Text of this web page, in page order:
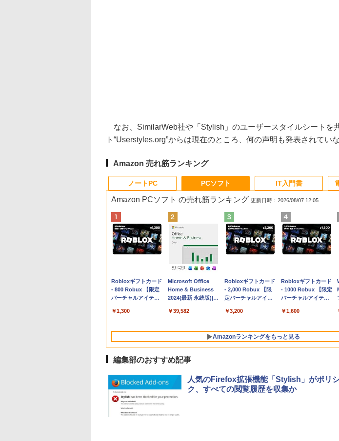
なお、SimilarWeb社や「Stylish」のユーザースタイルシートを
ト“Userstyles.org”からは現在のところ、何の声明も発表されていな
Amazon 売れ筋ランキング
ノートPC
Apple 2026
MacBook Neo A18
Proチップ搭載13イ
AIとApple
Retinaディスプレ
512GB SSD、1080p
FaceTime HDカメ
ラ、Touch ID - イン
AppleCare+ for 13イ
ンチMacBook
Neo(A18 Pro)|ダウン
ロード版
￥162,598
tomtoc 360°保護
15.6 16インチ パソコ
ンケース Dell NEC
dynabook Lenovo
￥2,952
Apple 2026
MacBook Air M5チ
ップ搭載13インチノ
Apple Intelligence、
Retinaディスプレ
イ、24GBユニファイ
ドメモリ、1TB SSD
ド、Touch ID - ミッ
ドナイト
￥298,901
【Amazon.co.jp限
定】 HP ノートパソ
コン 15-fd 15.6イン
512GB SSD インテ
￥129,800
PCソフト
Amazon PCソフト の売れ筋ランキング 更新日時：2026/08/07 12:05
Robloxギフトカード
- 800 Robux 【限定
バーチャルアイテム
ンゲームコード】 ロ
インコード版
￥1,300
Microsoft Office
Home & Business
2024(最新 永続版)|オ
版|Windows11、
￥39,582
Robloxギフトカード
- 2,000 Robux 【限
定バーチャルアイテ
インゲームコード】
ラインコード版
￥3,200
Robloxギフトカード
- 1000 Robux 【限定
バーチャルアイテム
ンゲームコード】 ロ
ンコード版
￥1,600
Amazonランキングをもっと見る
IT入門書
編集部のおすすめ記事
人気のFirefox拡張機能「Stylish」がポリ
ク、すべての閲覧履歴を収集か